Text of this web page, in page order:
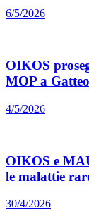
6/5/2026
OIKOS
MOP a Gatteo
4/5/2026
OIKOS e
le malattie
30/4/2026